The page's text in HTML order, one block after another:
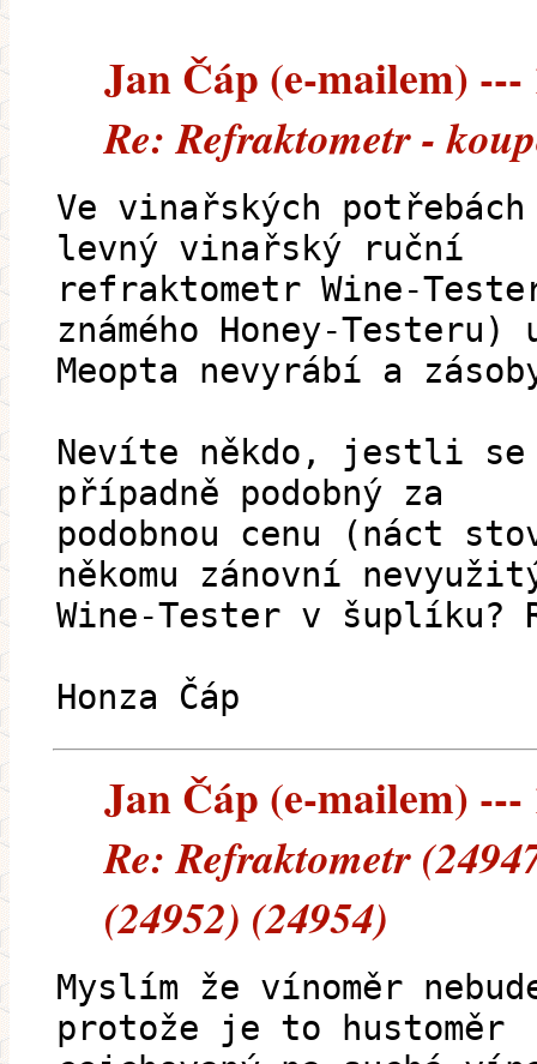
Jan Čáp (e-mailem) ---
Re: Refraktometr -
Ve vinařských
levný vinařský ruční
refraktometr Wine-
známého Honey-Testeru)
Meopta nevyrábí a
Nevíte někdo, jestli se
případně podobný za
podobnou cenu (náct
někomu zánovní
Wine-Tester v šuplíku?
Honza Čáp
Jan Čáp (e-mailem) ---
Re: Refraktometr
(24952) (24954)
Myslím že vínoměr
protože je to hustoměr